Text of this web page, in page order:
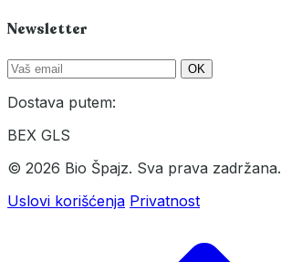
Newsletter
OK
Dostava putem:
BEX GLS
© 2026 Bio Špajz. Sva prava zadržana.
Uslovi korišćenja Privatnost